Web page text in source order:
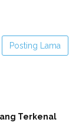
Posting Lama
Terkenal